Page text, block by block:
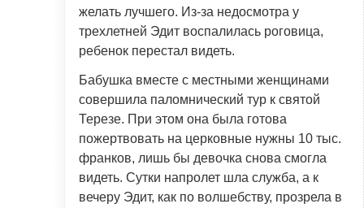
желать лучшего. Из-за недосмотра у
трехлетней Эдит воспалилась роговица,
ребенок перестал видеть.
Бабушка вместе с местными женщинами
совершила паломнический тур к святой
Терезе. При этом она была готова
пожертвовать на церковные нужны 10 тыс.
франков, лишь бы девочка снова смогла
видеть. Сутки напролет шла служба, а к
вечеру Эдит, как по волшебству, прозрела в